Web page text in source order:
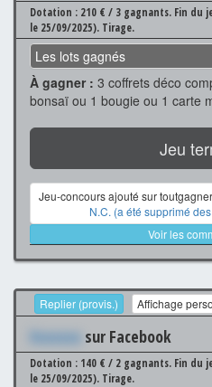
Dotation : 210 € / 3 gagnants. Fin du
le 25/09/2025). Tirage.
Les lots gagnés
À gagner : 3 coffrets déco
bonsaï ou 1 bougie ou 1 carte
Jeu
Jeu-concours ajouté sur
N.C. (a été supprimé
Voir les
Replier (provis.) Affichage
Xxxxxxx sur Facebook
Dotation : 140 € / 2 gagnants. Fin du
le 25/09/2025). Tirage.